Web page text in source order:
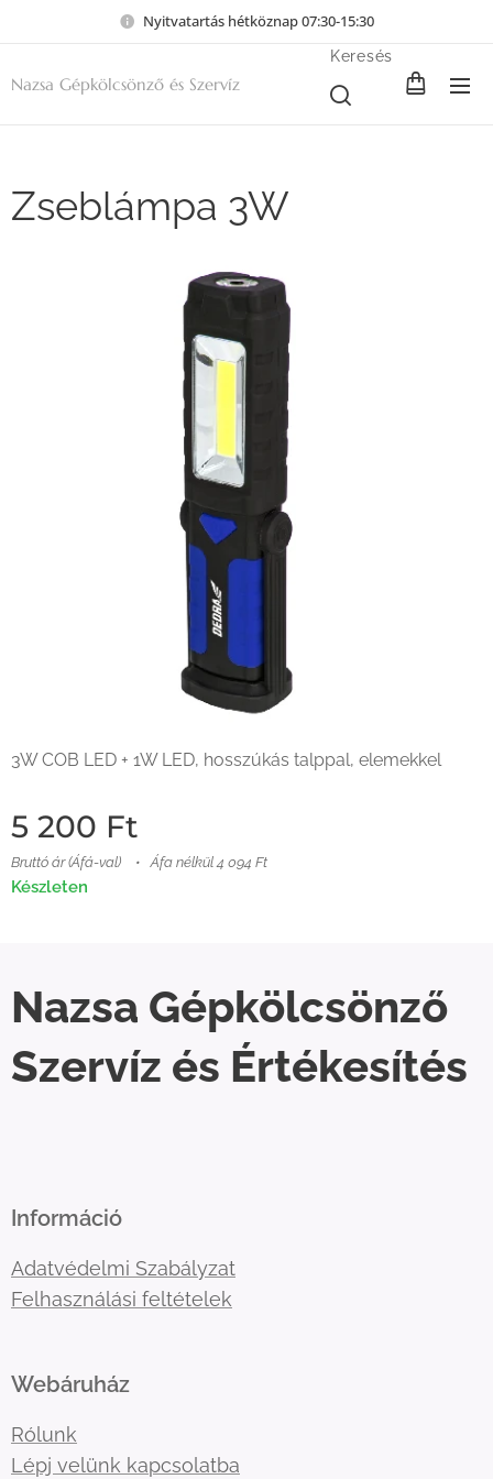
Nyitvatartás hétköznap 07:30-15:30
Nazsa Gépkölcsönző és Szervíz
Keresés
Zseblámpa 3W
3W COB LED + 1W LED, hosszúkás talppal, elemekkel
5 200 Ft
Bruttó ár (Áfá-val) Áfa nélkül 4 094 Ft
Készleten
Nazsa Gépkölcsönző
Szervíz és Értékesítés
Információ
Adatvédelmi Szabályzat
Felhasználási feltételek
Webáruház
Rólunk
Lépj velünk kapcsolatba